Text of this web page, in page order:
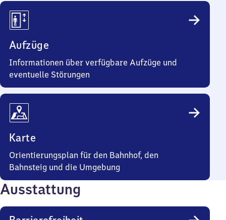
Aufzüge
Informationen über verfügbare Aufzüge und
eventuelle Störungen
Karte
Orientierungsplan für den Bahnhof, den
Bahnsteig und die Umgebung
Ausstattung